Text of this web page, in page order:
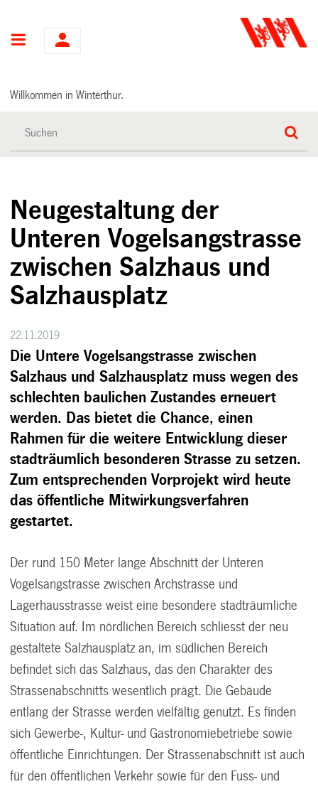
Hauptnavigation
Willkommen in Winterthur.
Neugestaltung der
Unteren Vogelsangstrasse
zwischen Salzhaus und
Salzhausplatz
22.11.2019
Die Untere Vogelsangstrasse zwischen
Salzhaus und Salzhausplatz muss wegen des
schlechten baulichen Zustandes erneuert
werden. Das bietet die Chance, einen
Rahmen für die weitere Entwicklung dieser
stadträumlich besonderen Strasse zu setzen.
Zum entsprechenden Vorprojekt wird heute
das öffentliche Mitwirkungsverfahren
gestartet.
Der rund 150 Meter lange Abschnitt der Unteren
Vogelsangstrasse zwischen Archstrasse und
Lagerhausstrasse weist eine besondere stadträumliche
Situation auf. Im nördlichen Bereich schliesst der neu
gestaltete Salzhausplatz an, im südlichen Bereich
befindet sich das Salzhaus, das den Charakter des
Strassenabschnitts wesentlich prägt. Die Gebäude
entlang der Strasse werden vielfältig genutzt. Es finden
sich Gewerbe-, Kultur- und Gastronomiebetriebe sowie
öffentliche Einrichtungen. Der Strassenabschnitt ist auch
für den öffentlichen Verkehr sowie für den Fuss- und